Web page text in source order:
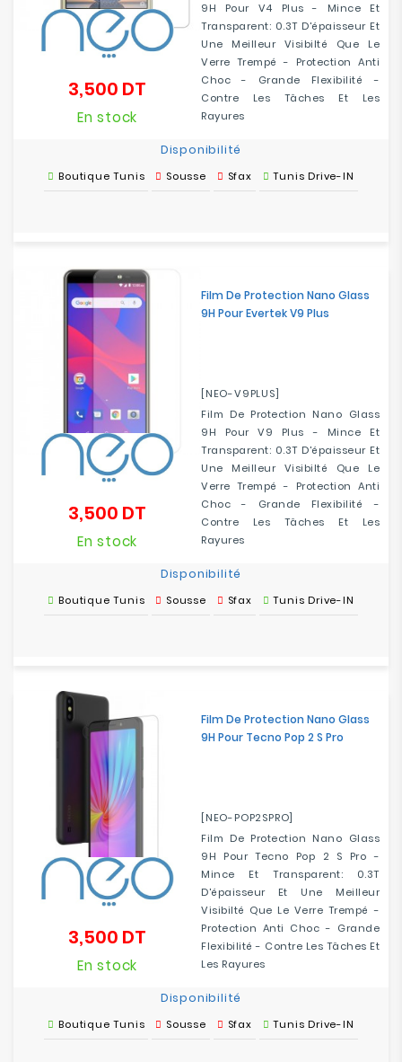
9H Pour V4 Plus - Mince Et
Transparent: 0.3T D'épaisseur Et
Une Meilleur Visibilté Que Le
Verre Trempé - Protection Anti
Choc - Grande Flexibilité -
Contre Les Tâches Et Les
Rayures
3,500 DT
En stock
Disponibilité
Boutique Tunis Sousse Sfax Tunis Drive-IN
Film De Protection Nano Glass
9H Pour Evertek V9 Plus
[NEO-V9PLUS]
Film De Protection Nano Glass
9H Pour V9 Plus - Mince Et
Transparent: 0.3T D'épaisseur Et
Une Meilleur Visibilté Que Le
Verre Trempé - Protection Anti
Choc - Grande Flexibilité -
Contre Les Tâches Et Les
Rayures
3,500 DT
En stock
Disponibilité
Boutique Tunis Sousse Sfax Tunis Drive-IN
Film De Protection Nano Glass
9H Pour Tecno Pop 2 S Pro
[NEO-POP2SPRO]
Film De Protection Nano Glass
9H Pour Tecno Pop 2 S Pro -
Mince Et Transparent: 0.3T
D'épaisseur Et Une Meilleur
Visibilté Que Le Verre Trempé -
Protection Anti Choc - Grande
Flexibilité - Contre Les Tâches Et
Les Rayures
3,500 DT
En stock
Disponibilité
Boutique Tunis Sousse Sfax Tunis Drive-IN